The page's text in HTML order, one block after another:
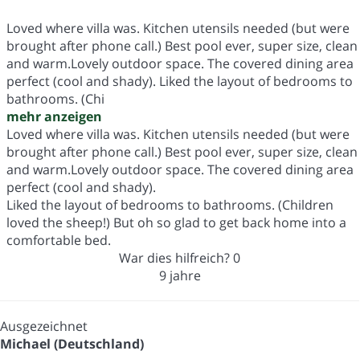
Loved where villa was. Kitchen utensils needed (but were
brought after phone call.) Best pool ever, super size, clean
and warm.Lovely outdoor space. The covered dining area
perfect (cool and shady). Liked the layout of bedrooms to
bathrooms. (Chi
mehr anzeigen
Loved where villa was. Kitchen utensils needed (but were
brought after phone call.) Best pool ever, super size, clean
and warm.Lovely outdoor space. The covered dining area
perfect (cool and shady).
Liked the layout of bedrooms to bathrooms. (Children
loved the sheep!) But oh so glad to get back home into a
comfortable bed.
War dies hilfreich?0
9 jahre
Ausgezeichnet
Michael (Deutschland)